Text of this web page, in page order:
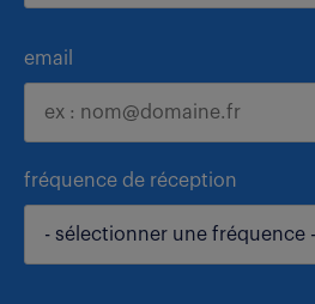
email
fréquence de réception
- sélectionner une fréquence -